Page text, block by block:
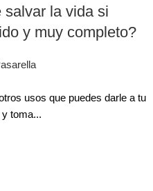
salvar la vida si
y muy completo?
usos que puedes darle a tu
toma...